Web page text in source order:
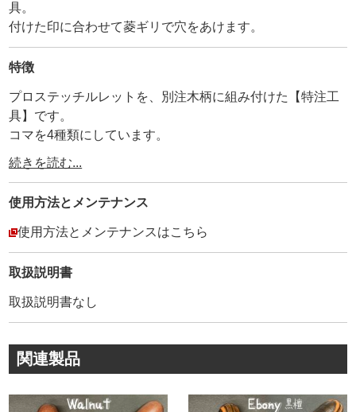
具。
付けた印に合わせて菱ギリで穴をあけます。
特徴
プロステッチルレットを、別注木柄に組み付けた【特注工
具】です。
コマを4種類にしています。
他には無い、自分だけのオリジナル工具として、是非お使
い下さい。
【ステッチルレットを進化させた製品】をという事で開発
しました。
下記が開発のポイントです。
1. 【3mm/ 4mm/ 5mm /6mmの4種類のコマ】を作る事。
状にも対応出来る様にしました。
2. コマを【身近にある物で交換できる】様にする事。
お手元にある硬貨で、コマが簡単に変えられるようにしま
ネジのマイナス部分に、硬貨を差し込んで回せます。
続きを読む...
使用方法と メンテナンス
使用方法とメンテナンスはこちら
取扱説明書
取扱説明書なし
関連製品